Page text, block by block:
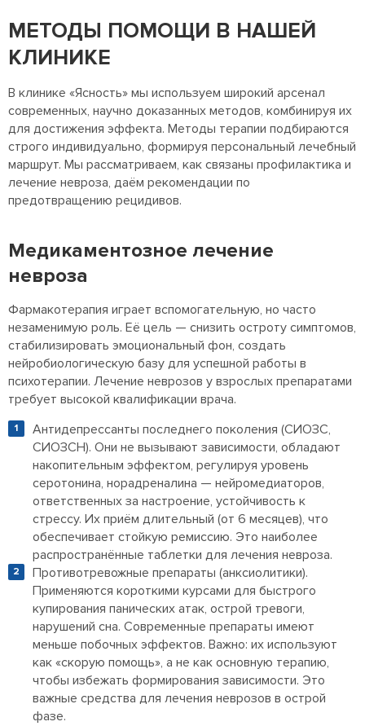
МЕТОДЫ ПОМОЩИ В НАШЕЙ
КЛИНИКЕ
В клинике «Ясность» мы используем широкий арсенал
современных, научно доказанных методов, комбинируя их
для достижения эффекта. Методы терапии подбираются
строго индивидуально, формируя персональный лечебный
маршрут. Мы рассматриваем, как связаны профилактика и
лечение невроза, даём рекомендации по
предотвращению рецидивов.
Медикаментозное лечение
невроза
Фармакотерапия играет вспомогательную, но часто
незаменимую роль. Её цель — снизить остроту симптомов,
стабилизировать эмоциональный фон, создать
нейробиологическую базу для успешной работы в
психотерапии. Лечение неврозов у взрослых препаратами
требует высокой квалификации врача.
Антидепрессанты последнего поколения (СИОЗС,
СИОЗСН). Они не вызывают зависимости, обладают
накопительным эффектом, регулируя уровень
серотонина, норадреналина — нейромедиаторов,
ответственных за настроение, устойчивость к
стрессу. Их приём длительный (от 6 месяцев), что
обеспечивает стойкую ремиссию. Это наиболее
распространённые таблетки для лечения невроза.
Противотревожные препараты (анксиолитики).
Применяются короткими курсами для быстрого
купирования панических атак, острой тревоги,
нарушений сна. Современные препараты имеют
меньше побочных эффектов. Важно: их используют
как «скорую помощь», а не как основную терапию,
чтобы избежать формирования зависимости. Это
важные средства для лечения неврозов в острой
фазе.